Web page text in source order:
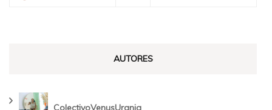
AUTORES
ColectivoVenusUrania